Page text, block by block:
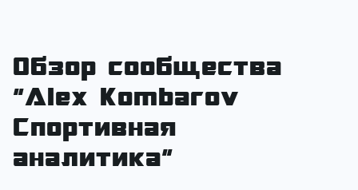
Обзор сообщества
“Alex Kombarov
Спортивная
аналитика”